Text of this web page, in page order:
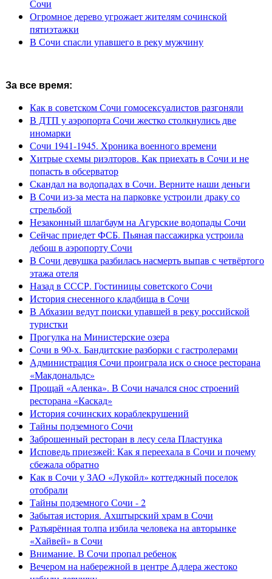
Сочи
Огромное дерево угрожает жителям сочинской
пятиэтажки
В Сочи спасли упавшего в реку мужчину
За все время:
Как в советском Сочи гомосексуалистов разгоняли
В ДТП у аэропорта Сочи жестко столкнулись две
иномарки
Сочи 1941-1945. Хроника военного времени
Хитрые схемы риэлторов. Как приехать в Сочи и не
попасть в обсерватор
Скандал на водопадах в Сочи. Верните наши деньги
В Сочи из-за места на парковке устроили драку со
стрельбой
Незаконный шлагбаум на Агурские водопады Сочи
Сейчас приедет ФСБ. Пьяная пассажирка устроила
дебош в аэропорту Сочи
В Сочи девушка разбилась насмерть выпав с четвёртого
этажа отеля
Назад в СССР. Гостиницы советского Сочи
История снесенного кладбища в Сочи
В Абхазии ведут поиски упавшей в реку российской
туристки
Прогулка на Министерские озера
Сочи в 90-х. Бандитские разборки с гастролерами
Администрация Сочи проиграла иск о сносе ресторана
«Макдональдс»
Прощай «Аленка». В Сочи начался снос строений
ресторана «Каскад»
История сочинских кораблекрушений
Тайны подземного Сочи
Заброшенный ресторан в лесу села Пластунка
Исповедь приезжей: Как я переехала в Сочи и почему
сбежала обратно
Как в Сочи у ЗАО «Лукойл» коттеджный поселок
отобрали
Тайны подземного Сочи - 2
Забытая история. Ахштырский храм в Сочи
Разъярённая толпа избила человека на авторынке
«Хайвей» в Сочи
Внимание. В Сочи пропал ребенок
Вечером на набережной в центре Адлера жестоко